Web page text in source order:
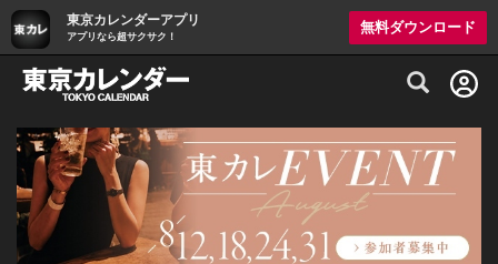
東京カレンダーアプリ
アプリなら超サクサク！
無料ダウンロード
グルメ情報・プレミアムレストラン予約